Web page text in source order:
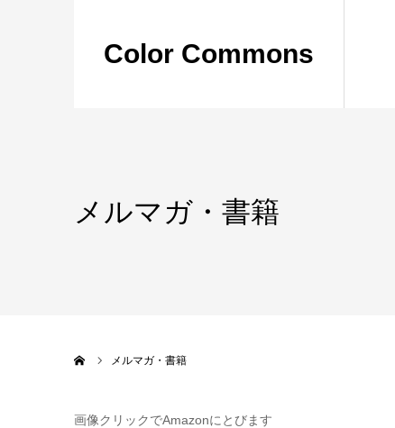
Color Commons
メルマガ・書籍
メルマガ・書籍
画像クリックでAmazonにとびます